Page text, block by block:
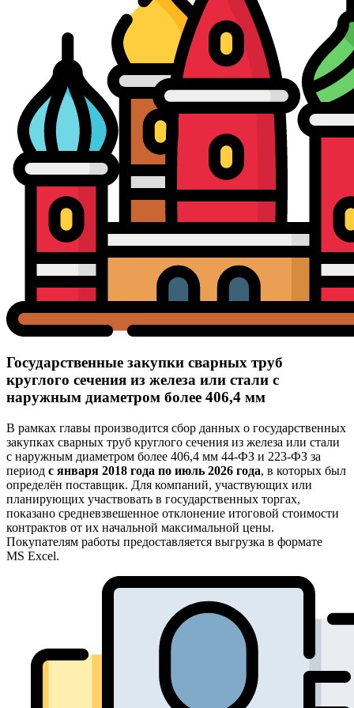
Государственные закупки сварных труб
круглого сечения из железа или стали с
наружным диаметром более 406,4 мм
В рамках главы производится сбор данных о государственных
закупках сварных труб круглого сечения из железа или стали
с наружным диаметром более 406,4 мм 44-ФЗ и 223-ФЗ за
период с января 2018 года по июль 2026 года, в которых был
определён поставщик. Для компаний, участвующих или
планирующих участвовать в государственных торгах,
показано средневзвешенное отклонение итоговой стоимости
контрактов от их начальной максимальной цены.
Покупателям работы предоставляется выгрузка в формате
MS Excel.